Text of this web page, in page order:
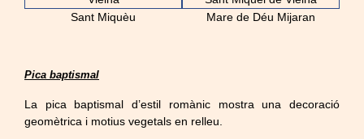
Sant Miquèu Mare de Déu Mijaran
Pica baptismal
La pica baptismal d’estil romànic mostra una decoració
geomètrica i motius vegetals en relleu.